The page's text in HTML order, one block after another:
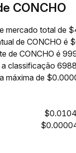
CONCHO
mercado total de
de CONCHO é
de CONCHO é
classificação
máxima de